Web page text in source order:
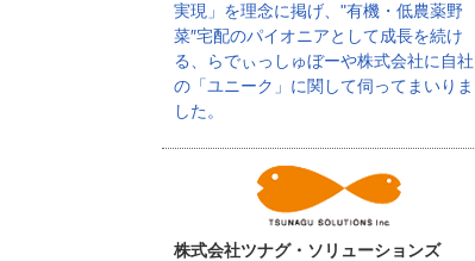
実現」を理念に掲げ、"有機・低農薬野
菜″宅配のパイオニアとして成長を続け
る、らでぃっしゅぼーや株式会社に自社
の「ユニーク」に関して伺ってまいりま
した。
株式会社ツナグ・ソリューションズ